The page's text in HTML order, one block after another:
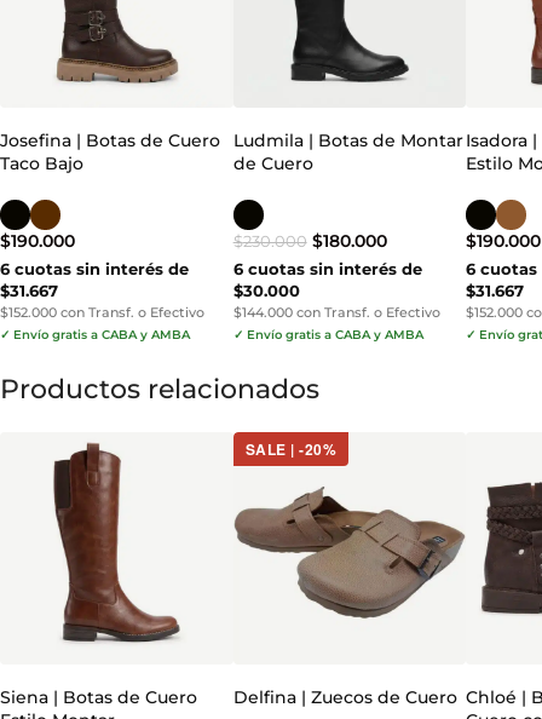
Josefina | Botas de Cuero
Taco Bajo
$190.000
6 cuotas sin interés de
$31.667
$152.000 con Transf. o Efectivo
✓ Envío gratis a CABA y AMBA
Ludmila | Botas de Montar
de Cuero
$230.000 $180.000
6 cuotas sin interés de
$30.000
$144.000 con Transf. o Efectivo
✓ Envío gratis a CABA y AMBA
Isadora
Estilo
$190.000
6 cuotas
$31.667
$152.000
✓ Envío
Productos relacionados
Siena | Botas de Cuero
SALE | -20%
Delfina | Zuecos de Cuero Chloé |